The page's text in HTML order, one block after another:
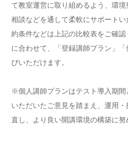
て教室運営に取り組めるよう、環
相談などを通して柔軟にサポート
約条件などは上記の比較表をご確
に合わせて、「登録講師プラン」
びいただけます。
※個人講師プランはテスト導入期間
いただいたご意見を踏まえ、運用
直し、より良い開講環境の構築に努